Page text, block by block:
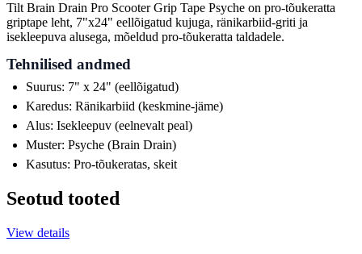
Tilt Brain Drain Pro Scooter Grip Tape Psyche on pro-tõukeratta
griptape leht, 7"x24" eellõigatud kujuga, ränikarbiid-griti ja
isekleepuva alusega, mõeldud pro-tõukeratta taldadele.
Tehnilised andmed
Suurus: 7" x 24" (eellõigatud)
Karedus: Ränikarbiid (keskmine-jäme)
Alus: Isekleepuv (eelnevalt peal)
Muster: Psyche (Brain Drain)
Kasutus: Pro-tõukeratas, skeit
Seotud tooted
View details